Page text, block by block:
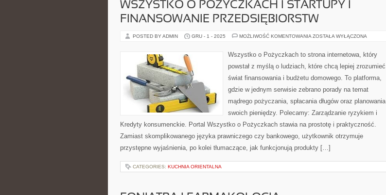
WSZYSTKO O POŻYCZKACH I STARTUPY I
FINANSOWANIE PRZEDSIĘBIORSTW
POSTED BY ADMIN GRU - 1 - 2025 MOŻLIWOŚĆ KOMENTOWANIA WSZYSTKO
I
STARTUPY
FINANSOWANIE
ZOSTAŁA WYŁĄCZONA
Wszystko o Pożyczkach to strona internetowa, który
powstał z myślą o ludziach, które chcą lepiej zrozumieć
świat finansowania i budżetu domowego. To platforma,
gdzie w jednym serwisie zebrano porady na temat
mądrego pożyczania, spłacania długów oraz planowania
swoich pieniędzy. Polecamy: Zarządzanie ryzykiem i
Kredyty konsumenckie. Portal Wszystko o Pożyczkach stawia na prostotę i praktyczność.
Zamiast skomplikowanego języka prawniczego czy bankowego, użytkownik otrzymuje
przystępne wyjaśnienia, po kolei tłumaczące, jak funkcjonują produkty […]
CATEGORIES: KUCHNIA ORIENTALNA